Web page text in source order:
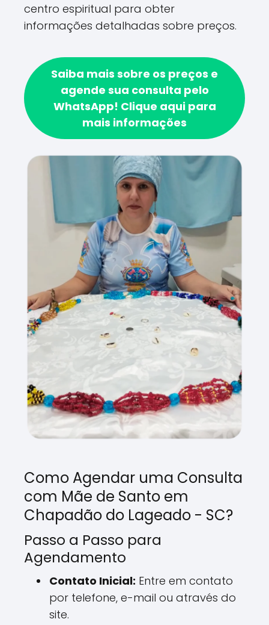
centro espiritual para obter
informações detalhadas sobre preços.
Saiba mais sobre os preços e
agende sua consulta pelo
WhatsApp! Clique aqui para
mais informações
Como Agendar uma Consulta
com Mãe de Santo em
Chapadão do Lageado - SC?
Passo a Passo para
Agendamento
Contato Inicial: Entre em contato
por telefone, e-mail ou através do
site.